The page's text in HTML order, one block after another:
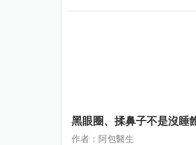
黑眼圈、揉鼻子不是沒睡
作者：阿包醫生